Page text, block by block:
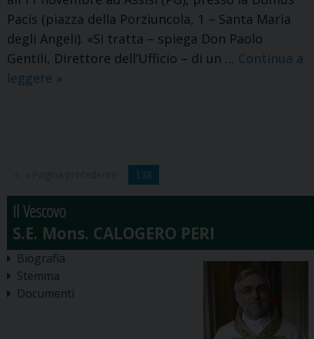
Pacis (piazza della Porziuncola, 1 – Santa Maria
degli Angeli). «Si tratta – spiega Don Paolo
Gentili, Direttore dell’Ufficio – di un … Continua a
leggere Incontro
familiare.
Mons.
Peri
primo
relatore.
»
138
Il Vescovo
Biografia
Stemma
Documenti